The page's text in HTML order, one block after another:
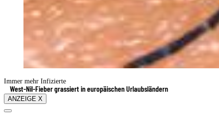
Immer mehr Infizierte
West-Nil-Fieber grassiert in europäischen Urlaubsländern
ANZEIGE X